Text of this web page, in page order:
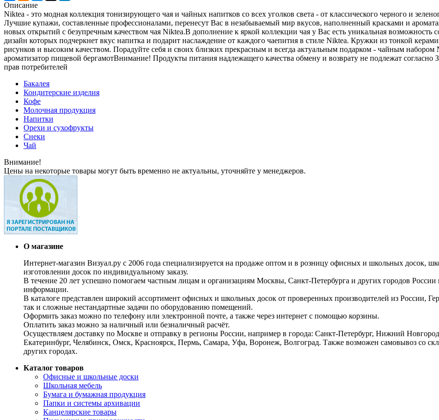
Описание
Niktea - это модная коллекция тонизирующего чая и чайных напитков со всех уголков света - от классического черного и
Лучшие купажи, составленные профессионалами, перенесут Вас в незабываемый мир вкусов, наполненный красками и
новых открытий с безупречным качеством чая Niktea.В дополнение к яркой коллекции чая у Вас есть уникальная
дизайн которых подчеркнет вкус напитка и подарит наслаждение от каждого чаепития в стиле Niktea. Кружки из тонкой
рисунков и высоким качеством. Порадуйте себя и своих близких прекрасным и всегда актуальным подарком - чайным
ароматизатор пищевой бергамотВнимание! Продукты питания надлежащего качества обмену и возврату не подлежат
прав потребителей
Бакалея
Кондитерские изделия
Кофе
Молочная продукция
Напитки
Орехи и сухофрукты
Снеки
Чай
Внимание!
Цены на некоторые товары могут быть временно не актуальны, уточняйте у менеджеров.
О магазине
Интернет-магазин Визуал.ру с 2006 года специализируется на продаже оптом и в розницу офисных и школьных досок,
изготовлении досок по индивидуальному заказу.
В течение 20 лет успешно помогаем частным лицам и организациям Москвы, Санкт-Петербурга и других городов
информации.
В каталоге представлен широкий ассортимент офисных и школьных досок от проверенных производителей из
так и сложные нестандартные задачи по оборудованию помещений.
Оформить заказ можно по телефону или электронной почте, а также через интернет с помощью корзины.
Оплатить заказ можно за наличный или безналичный расчёт.
Осуществляем доставку по Москве и отправку в регионы России, например в города: Санкт-Петербург, Нижний
Екатеринбург, Челябинск, Омск, Красноярск, Пермь, Самара, Уфа, Воронеж, Волгоград. Также возможен самовывоз со
других городах.
Каталог товаров
Офисные и школьные доски
Школьная мебель
Бумага и бумажная продукция
Папки и системы архивации
Канцелярские товары